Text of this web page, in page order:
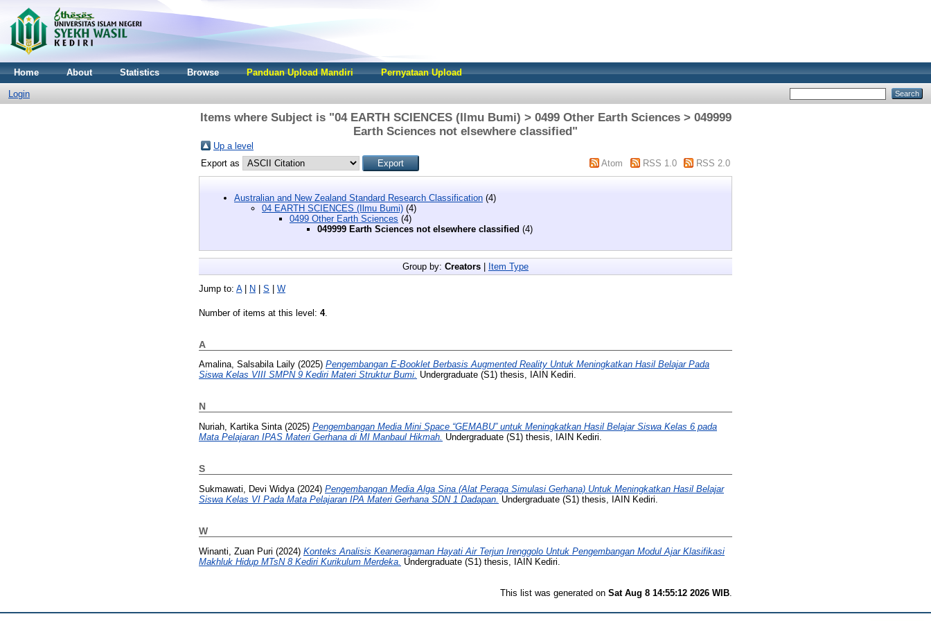
Home About Statistics Browse Panduan Upload Mandiri Pernyataan Upload
Login
Items where Subject is "04 EARTH SCIENCES (Ilmu Bumi) > 0499 Other Earth Sciences > 049999
Earth Sciences not elsewhere classified"
Up a level
Export as
Atom RSS 1.0 RSS 2.0
Australian and New Zealand Standard Research Classification (4)
04 EARTH SCIENCES (Ilmu Bumi) (4)
0499 Other Earth Sciences (4)
049999 Earth Sciences not elsewhere classified (4)
Group by: Creators | Item Type
Jump to: A| N | S | W
Number of items at this level: 4.
A
Amalina, Salsabila Laily (2025) Pengembangan E-Booklet Berbasis Augmented Reality Untuk Meningkatkan Hasil Belajar Pada
Siswa Kelas VIII SMPN 9 Kediri Materi Struktur Bumi. Undergraduate (S1) thesis, IAIN Kediri.
N
Nuriah, Kartika Sinta(2025) Pengembangan Media Mini Space “GEMABU” untuk Meningkatkan Hasil Belajar Siswa Kelas 6 pada
Mata Pelajaran IPAS Materi Gerhana di MI Manbaul Hikmah. Undergraduate (S1) thesis, IAIN Kediri.
S
Sukmawati, Devi Widya (2024) Pengembangan Media Alga Sina (Alat Peraga Simulasi Gerhana) Untuk Meningkatkan Hasil Belajar
Siswa Kelas VI Pada Mata Pelajaran IPA Materi Gerhana SDN 1 Dadapan. Undergraduate (S1) thesis, IAIN Kediri.
W
Winanti, Zuan Puri (2024) Konteks Analisis Keaneragaman Hayati Air Terjun Irenggolo Untuk Pengembangan Modul Ajar Klasifikasi
Makhluk Hidup MTsN 8 Kediri Kurikulum Merdeka. Undergraduate (S1) thesis, IAIN Kediri.
This list was generated on Sat Aug 8 14:55:12 2026 WIB